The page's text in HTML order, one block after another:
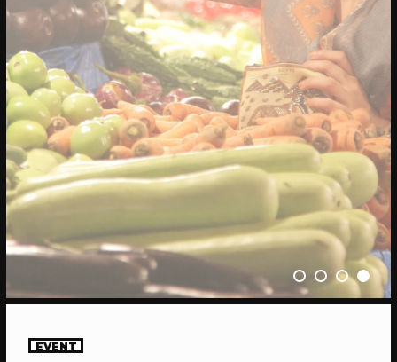
20/04/2023 CONFERENTIE
Sprekers: Onze stad, ons canvas
Over de sprekers van Onze stad, ons
canvas
EVENT